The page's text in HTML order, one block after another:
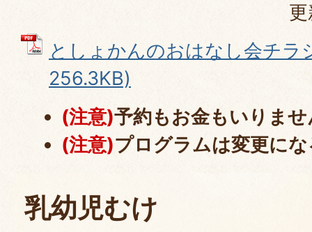
としょかんのおはなし会チラ
256.3KB)
(注意)予約もお金もいりませ
(注意)プログラムは変更に
乳幼児むけ